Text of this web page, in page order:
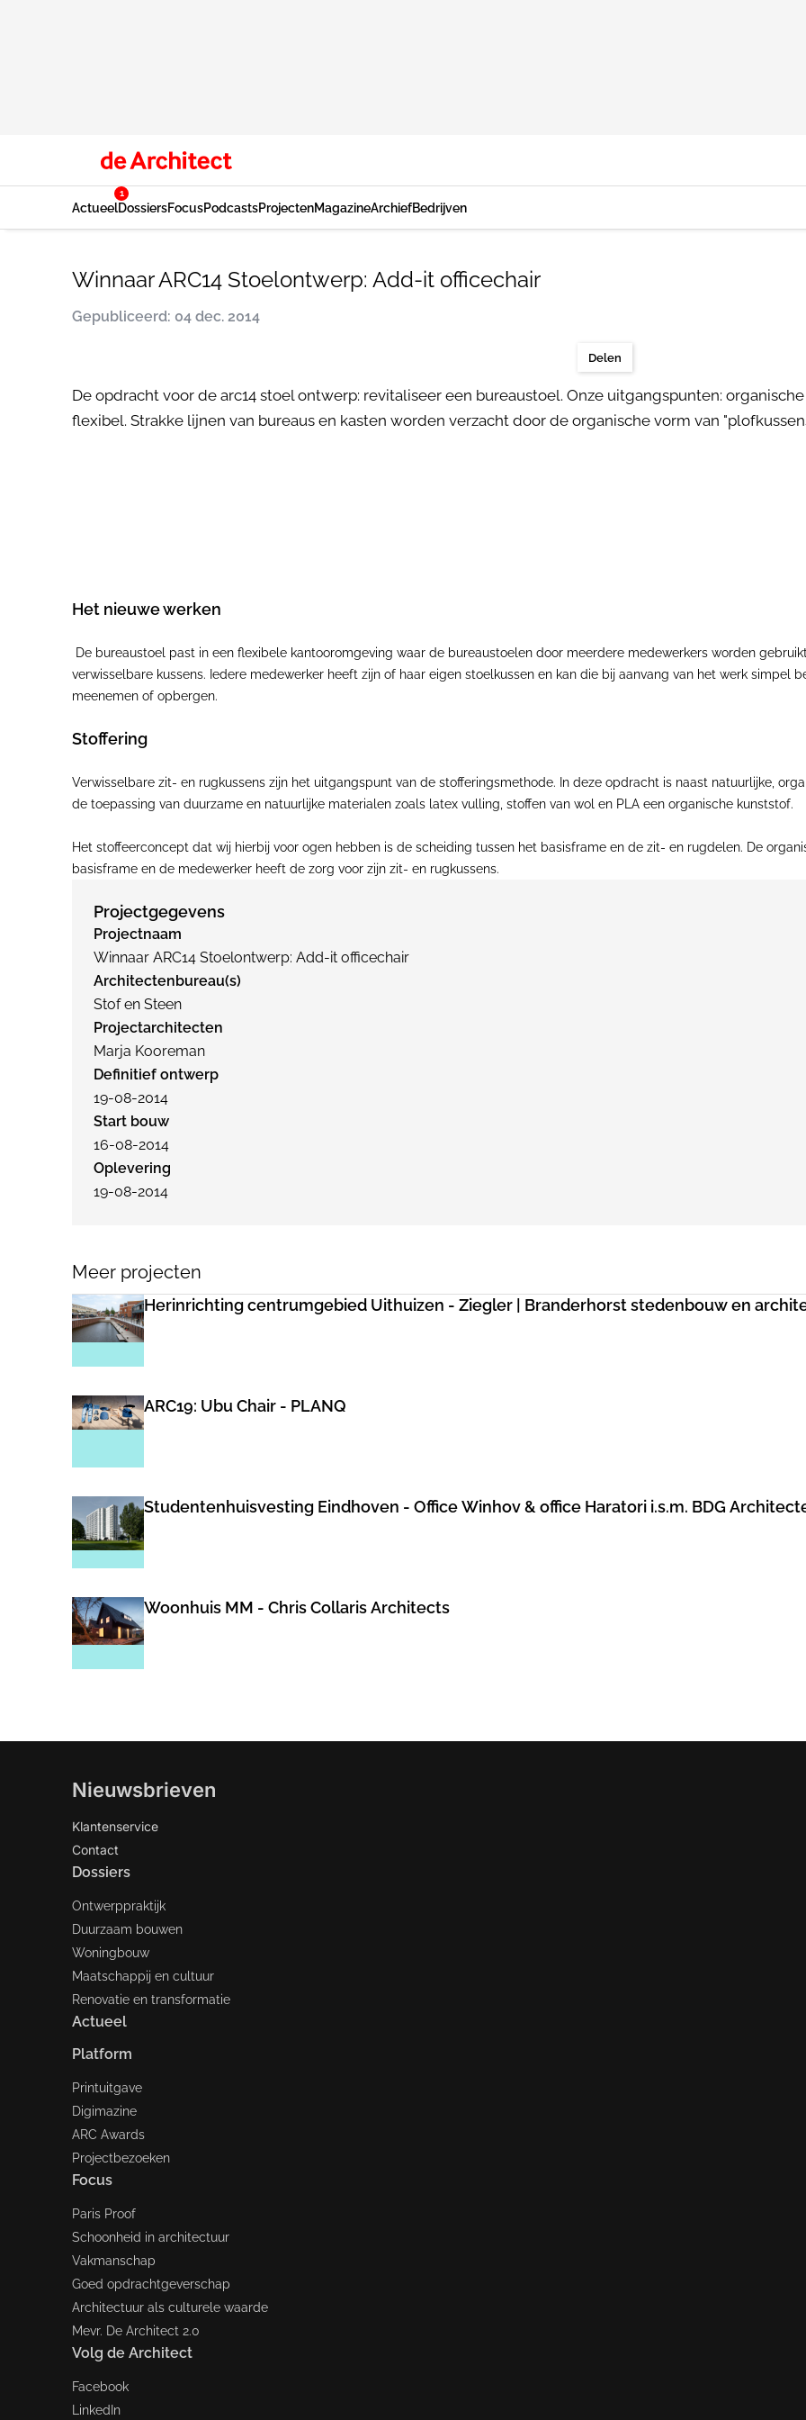
Actueel
1
DossiersFocusPodcastsProjectenMagazineArchiefBedrijven
Winnaar ARC14 Stoelontwerp: Add-it officechair
Gepubliceerd: 04 dec. 2014
Delen
De opdracht voor de arc14 stoel ontwerp: revitaliseer een bureaustoel. Onze uitgangspunten:
flexibel. Strakke lijnen van bureaus en kasten worden verzacht door de organische vorm van
Het nieuwe werken
De bureaustoel past in een flexibele kantooromgeving waar de bureaustoelen door meerdere medewerkers worden
verwisselbare kussens. Iedere medewerker heeft zijn of haar eigen stoelkussen en kan die bij aanvang van het werk simpel
meenemen of opbergen.
Stoffering
Verwisselbare zit- en rugkussens zijn het uitgangspunt van de stofferingsmethode. In deze opdracht is naast natuurlijke,
de toepassing van duurzame en natuurlijke materialen zoals latex vulling, stoffen van wol en PLA een organische kunststof.
Het stoffeerconcept dat wij hierbij voor ogen hebben is de scheiding tussen het basisframe en de zit- en rugdelen. De
basisframe en de medewerker heeft de zorg voor zijn zit- en rugkussens.
Projectgegevens
Projectnaam
Winnaar ARC14 Stoelontwerp: Add-it officechair
Architectenbureau(s)
Stof en Steen
Projectarchitecten
Marja Kooreman
Definitief ontwerp
19-08-2014
Start bouw
16-08-2014
Oplevering
19-08-2014
Meer projecten
Herinrichting centrumgebied Uithuizen - Ziegler | Branderhorst stedenbouw en
ARC19: Ubu Chair - PLANQ
Studentenhuisvesting Eindhoven - Office Winhov & office Haratori i.s.m. BDG
Woonhuis MM - Chris Collaris Architects
Nieuwsbrieven
Klantenservice
Contact
Dossiers
Ontwerppraktijk
Duurzaam bouwen
Woningbouw
Maatschappij en cultuur
Renovatie en transformatie
Actueel
Platform
Printuitgave
Digimazine
ARC Awards
Projectbezoeken
Focus
Paris Proof
Schoonheid in architectuur
Vakmanschap
Goed opdrachtgeverschap
Architectuur als culturele waarde
Mevr. De Architect 2.0
Volg de Architect
Facebook
LinkedIn